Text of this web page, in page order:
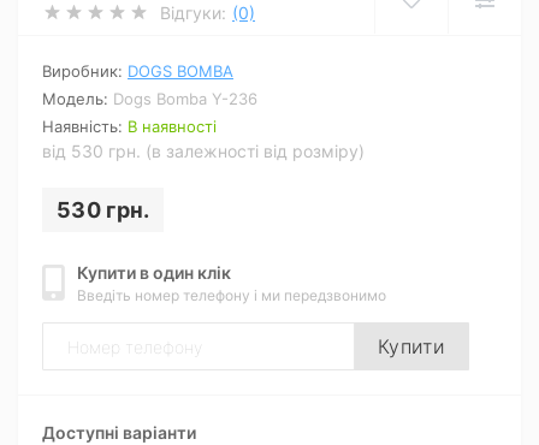
Відгуки: (0)
Виробник: DOGS BOMBA
Модель: Dogs Bomba Y-236
Наявність: В наявності
від 530 грн. (в залежності від розміру)
530 грн.
Купити в один клік
Введіть номер телефону і ми передзвонимо
Купити
Доступні варіанти